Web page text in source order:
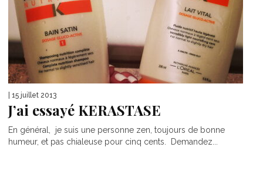
| 15 juillet 2013
J’ai essayé KERASTASE
En général, je suis une personne zen, toujours de bonne
humeur, et pas chialeuse pour cinq cents. Demandez...